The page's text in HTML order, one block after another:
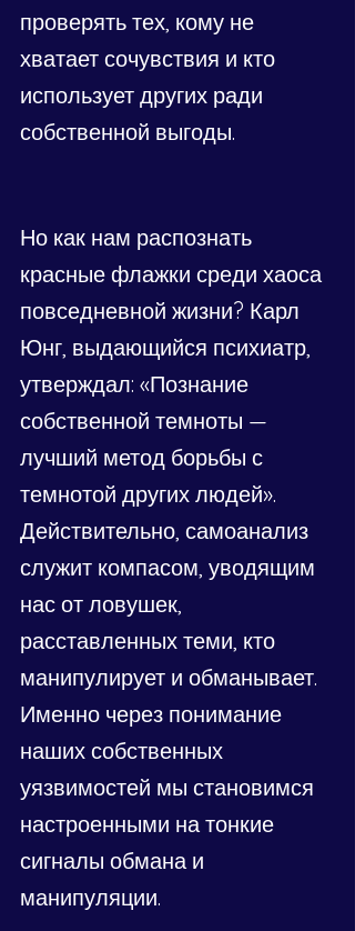
проверять тех, кому не
хватает сочувствия и кто
использует других ради
собственной выгоды.
Но как нам распознать
красные флажки среди хаоса
повседневной жизни? Карл
Юнг, выдающийся психиатр,
утверждал: «Познание
собственной темноты —
лучший метод борьбы с
темнотой других людей».
Действительно, самоанализ
служит компасом, уводящим
нас от ловушек,
расставленных теми, кто
манипулирует и обманывает.
Именно через понимание
наших собственных
уязвимостей мы становимся
настроенными на тонкие
сигналы обмана и
манипуляции.